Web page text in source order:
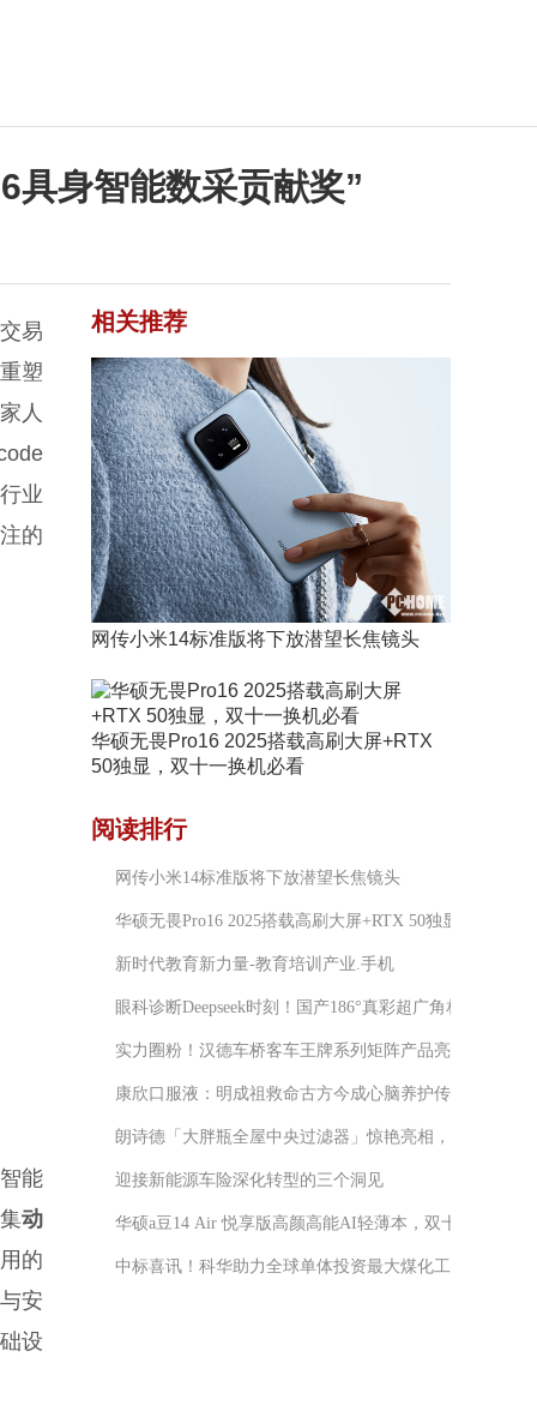
身智能数采贡献奖”
易
塑
人
业
的
能
动
的
安
设
相关推荐
网传小米14标准版将下放潜望长焦镜头
华硕无畏Pro16 2025搭载高刷大屏+RTX
50独显，双十一换机必看
阅读排行
网传小米14标准版将下放潜望长焦镜头
华硕无畏Pro16 2025搭载高刷大屏+RTX 50独显，双十一
新时代教育新力量-教育培训产业.手机
眼科诊断Deepseek时刻！国产186°真彩超广角相机全球首
实力圈粉！汉德车桥客车王牌系列矩阵产品亮相广州公
康欣口服液：明成祖救命古方今成心脑养护传奇
朗诗德「大胖瓶全屋中央过滤器」惊艳亮相，家庭水质
迎接新能源车险深化转型的三个洞见
华硕a豆14 Air 悦享版高颜高能AI轻薄本，双十一补贴到
中标喜讯！科华助力全球单体投资最大煤化工项目再立